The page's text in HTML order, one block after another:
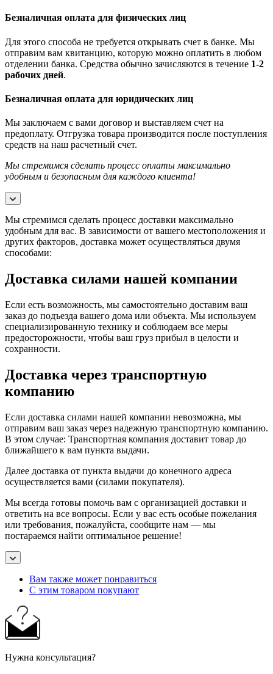
Безналичная оплата для физических лиц
Для этого способа не требуется открывать счет в банке. Мы
отправим вам квитанцию, которую можно оплатить в любом
отделении банка. Средства обычно зачисляются в течение 1-2
рабочих дней.
Безналичная оплата для юридических лиц
Мы заключаем с вами договор и выставляем счет на
предоплату. Отгрузка товара производится после поступления
средств на наш расчетный счет.
Мы стремимся сделать процесс оплаты максимально
удобным и безопасным для каждого клиента!
Мы стремимся сделать процесс доставки максимально
удобным для вас. В зависимости от вашего местоположения и
других факторов, доставка может осуществляться двумя
способами:
Доставка силами нашей компании
Если есть возможность, мы самостоятельно доставим ваш
заказ до подъезда вашего дома или объекта. Мы используем
специализированную технику и соблюдаем все меры
предосторожности, чтобы ваш груз прибыл в целости и
сохранности.
Доставка через транспортную
компанию
Если доставка силами нашей компании невозможна, мы
отправим ваш заказ через надежную транспортную компанию.
В этом случае: Транспортная компания доставит товар до
ближайшего к вам пункта выдачи.
Далее доставка от пункта выдачи до конечного адреса
осуществляется вами (силами покупателя).
Мы всегда готовы помочь вам с организацией доставки и
ответить на все вопросы. Если у вас есть особые пожелания
или требования, пожалуйста, сообщите нам — мы
постараемся найти оптимальное решение!
Вам также может понравиться
С этим товаром покупают
Нужна консультация?